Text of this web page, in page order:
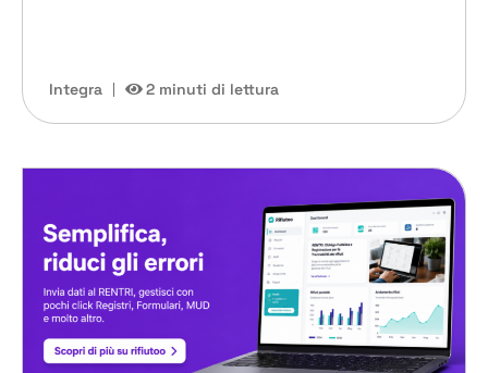
Integra 2 minuti di lettura